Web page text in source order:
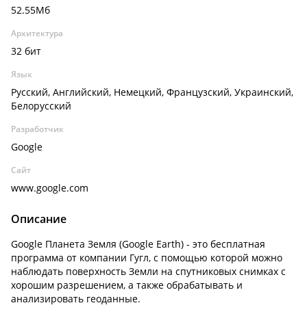
52.55Мб
Архитектура
32 бит
Язык
Русский, Английский, Немецкий, Французский, Украинский,
Белорусский
Разработчик
Google
Сайт
www.google.com
Описание
Google Планета Земля (Google Earth) - это бесплатная
программа от компании Гугл, с помощью которой можно
наблюдать поверхность Земли на спутниковых снимках с
хорошим разрешением, а также обрабатывать и
анализировать геоданные.